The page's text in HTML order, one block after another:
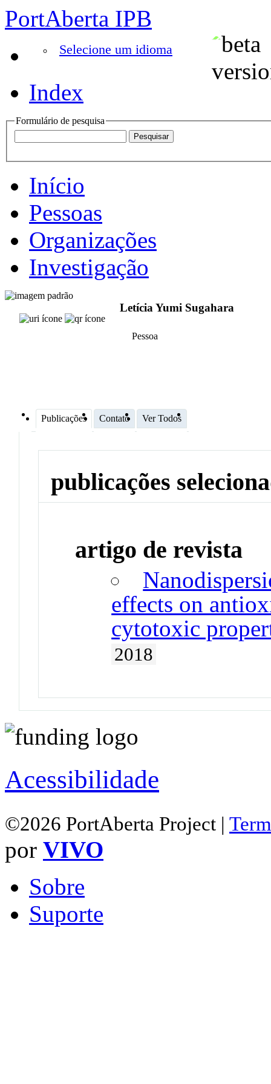
PortAberta IPB
Selecione um idioma
Index
Formulário de pesquisa
Início
Pessoas
Organizações
Investigação
Letícia Yumi Sugahara
Pessoa
Publicações Contato Ver Todos
publicações
artigo de revista
effects on
cytotoxic
2018
Acessibilidade
©2026 PortAberta Project |
por VIVO
Sobre
Suporte